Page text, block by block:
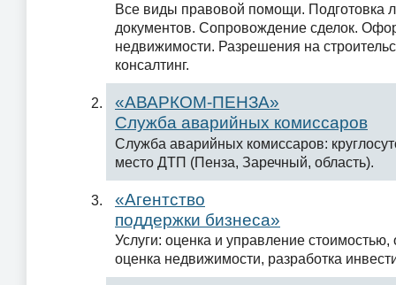
Все виды правовой помощи. Подготовка
документов. Сопровождение сделок.
недвижимости. Разрешения на
консалтинг.
«АВАРКОМ-ПЕНЗА»
Служба аварийных комиссаров
Служба аварийных комиссаров:
место ДТП (Пенза, Заречный, область).
«Агентство
поддержки бизнеса»
Услуги: оценка и управление стоимостью,
оценка недвижимости, разработка